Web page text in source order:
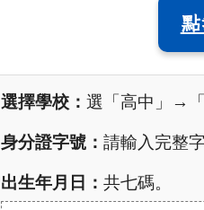
選擇學校： 選「高中」→
身分證字號： 請輸入完整字
出生年月日： 共七碼。